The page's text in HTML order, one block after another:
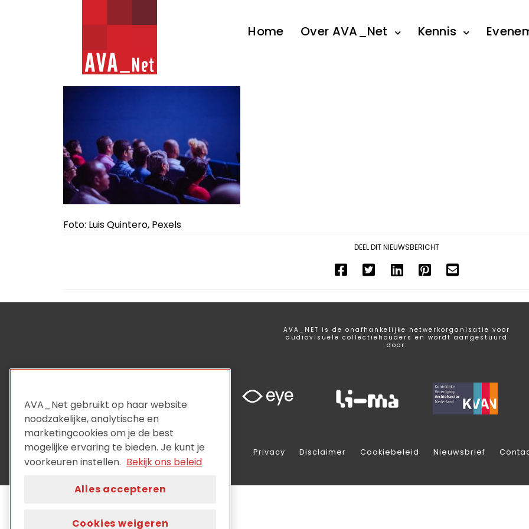
AVA_NET Home Over AVA_Net Kennis
Foto: Luis Quintero, Pexels
DEEL DIT NIEUWSBERICHT
AVA_NET is de onafhankelijke netwerkorganisatie voor
audiovisuele collectiehouders en wordt aangestuurd
door:
Privacy Disclaimer Cookiebeleid Nieuwsbrief
AVA_Net gebruikt op haar website
noodzakelijke, analytische en
marketingcookies om je de best
mogelijke ervaring te bieden. Je kunt je
voorkeuren instellen. Bekijk ons beleid
Alles accepteren
Cookies weigeren